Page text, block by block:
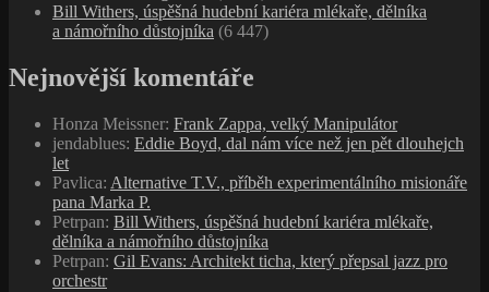
Bill Withers, úspěšná hudební kariéra mlékaře, dělníka
a námořního důstojníka (6 447)
Nejnovější komentáře
Honza Meissner: Frank Zappa, velký Manipulátor
jendablues: Eddie Boyd, dal nám více než jen pět dlouhejch
let
Pavlica: Alternative T.V., příběh experimentálního misionáře
pana Marka P.
Petrpan: Bill Withers, úspěšná hudební kariéra mlékaře,
dělníka a námořního důstojníka
Petrpan: Gil Evans: Architekt ticha, který přepsal jazz pro
orchestr